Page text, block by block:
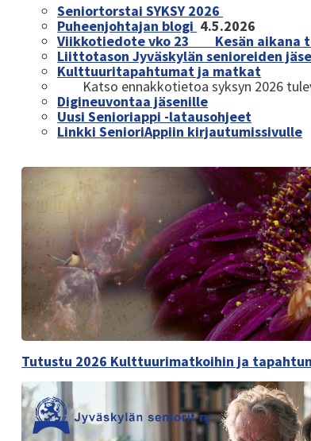
Seniortorstai SYKSY 2026
Puheenjohtajan blogi 4.5.2026
Viikkotiedote vko 23 Kesän aikana
Liittotason Jyväskylän senioreiden
Kulttuuritapahtumat ja matkat
Katso ennakkotietoa syksyn 2026
Digineuvontaa jäsenille
Uusi Senioriappi -latausohjeet
Linkki SenioriAppiin kirjautumissivulle
Tutustu 2026 Kulttuurimatkoihin ja